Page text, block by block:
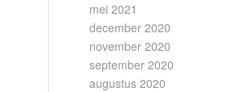
mei 2021
december 2020
november 2020
september 2020
augustus 2020